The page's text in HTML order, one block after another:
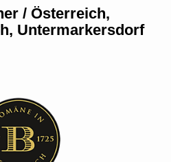
/ Österreich,
Untermarkersdorf